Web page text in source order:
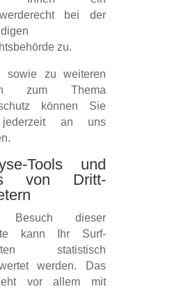
bei der
zu.
sowie zu weiteren
zum Thema
können Sie
an uns
Tools und
von Dritt­
Besuch dieser
kann Ihr Surf-
statistisch
werden. Das
vor allem mit